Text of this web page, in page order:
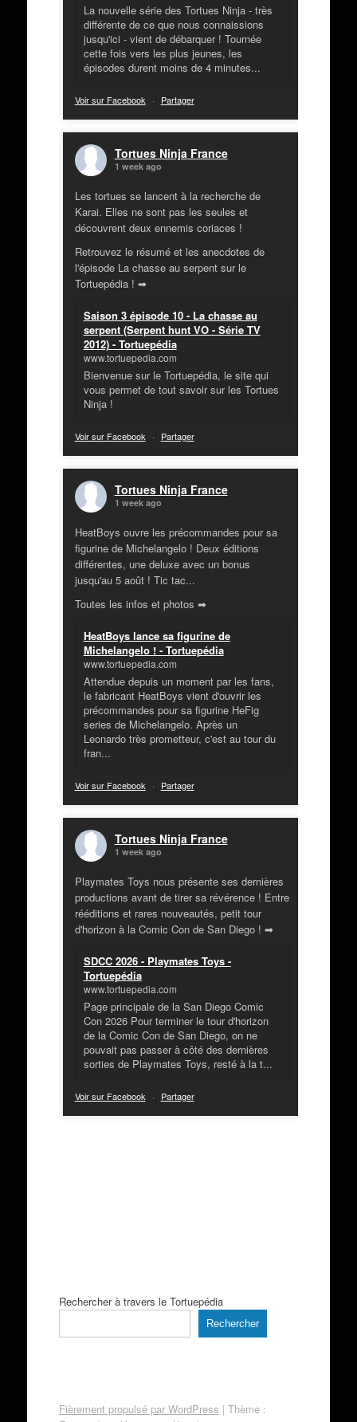
La nouvelle série des Tortues Ninja - très
différente de ce que nous connaissions
jusqu'ici - vient de débarquer ! Tournée
cette fois vers les plus jeunes, les
épisodes durent moins de 4 minutes...
Voir sur Facebook · Partager
Tortues Ninja France
1 week ago
Les tortues se lancent à la recherche de
Karai. Elles ne sont pas les seules et
découvrent deux ennemis coriaces !
Retrouvez le résumé et les anecdotes de
l'épisode La chasse au serpent sur le
Tortuepédia ! ➡
Saison 3 épisode 10 - La chasse au
serpent (Serpent hunt VO - Série TV
2012) - Tortuepédia
www.tortuepedia.com
Bienvenue sur le Tortuepédia, le site qui
vous permet de tout savoir sur les Tortues
Ninja !
Voir sur Facebook · Partager
Tortues Ninja France
1 week ago
HeatBoys ouvre les précommandes pour sa
figurine de Michelangelo ! Deux éditions
différentes, une deluxe avec un bonus
jusqu'au 5 août ! Tic tac...
Toutes les infos et photos ➡
HeatBoys lance sa figurine de
Michelangelo ! - Tortuepédia
www.tortuepedia.com
Attendue depuis un moment par les fans,
le fabricant HeatBoys vient d'ouvrir les
précommandes pour sa figurine HeFig
series de Michelangelo. Après un
Leonardo très prometteur, c'est au tour du
fran...
Voir sur Facebook · Partager
Tortues Ninja France
1 week ago
Playmates Toys nous présente ses dernières
productions avant de tirer sa révérence ! Entre
rééditions et rares nouveautés, petit tour
d'horizon à la Comic Con de San Diego ! ➡
SDCC 2026 - Playmates Toys -
Tortuepédia
www.tortuepedia.com
Page principale de la San Diego Comic
Con 2026 Pour terminer le tour d'horizon
de la Comic Con de San Diego, on ne
pouvait pas passer à côté des dernières
sorties de Playmates Toys, resté à la t...
Voir sur Facebook · Partager
Rechercher à travers le Tortuepédia
Rechercher
Fièrement propulsé par WordPress | Thème :